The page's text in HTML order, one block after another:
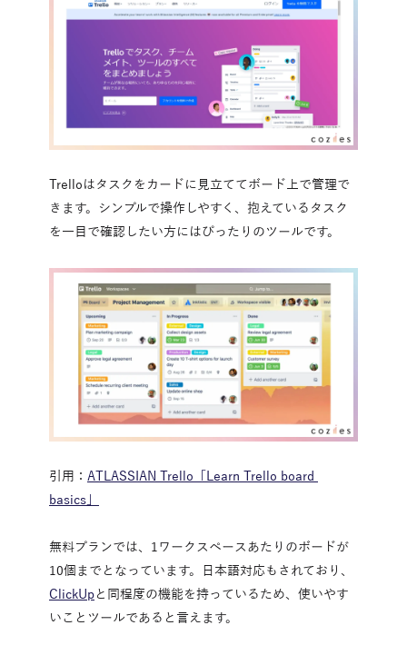
Trelloはタスクをカードに見立ててボード上で管理で
きます。シンプルで操作しやすく、抱えているタスク
を一目で確認したい方にはぴったりのツールです。
引用： ATLASSIAN Trello「Learn Trello board
basics」
無料プランでは、1ワークスペースあたりのボードが
10個までとなっています。日本語対応もされており、
ClickUp と同程度の機能を持っているため、使いやす
いことツールであると言えます。